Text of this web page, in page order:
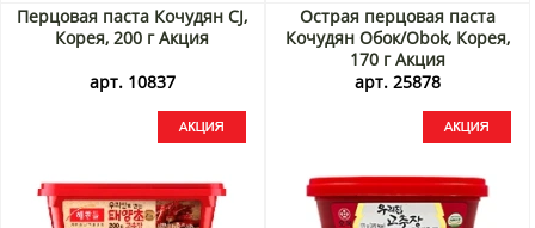
Перцовая паста Кочудян CJ,
Корея, 200 г Акция
арт. 10837
Острая перцовая паста
Кочудян Обок/Obok, Корея,
170 г Акция
арт. 25878